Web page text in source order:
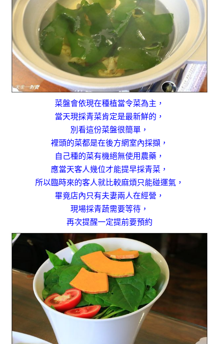
菜盤會依現在種植當令菜為主，
當天現採青菜肯定是最新鮮的，
別看這份菜盤很簡單，
裡頭的菜都是在後方網室內採擷，
自己種的菜有機絕無使用農藥，
應當天客人幾位才能提早採青菜，
所以臨時來的客人就比較麻煩只能碰運氣，
畢竟店內只有夫妻兩人在經營，
現場採青蔬需要等待，
再次提醒一定提前要預約